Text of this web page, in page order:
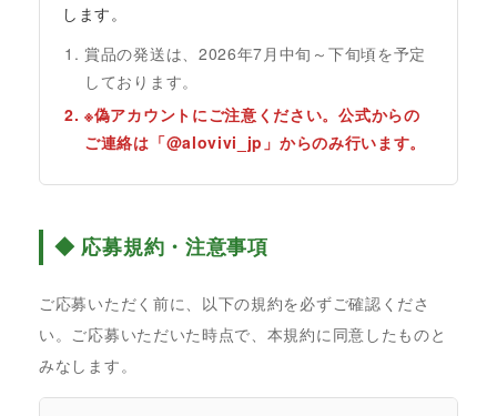
します。
賞品の発送は、2026年7月中旬～下旬頃を予定
しております。
※偽アカウントにご注意ください。公式からの
ご連絡は「@alovivi_jp」からのみ行います。
◆ 応募規約・注意事項
ご応募いただく前に、以下の規約を必ずご確認くださ
い。ご応募いただいた時点で、本規約に同意したものと
みなします。